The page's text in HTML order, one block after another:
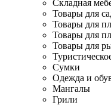
Складная
Товары для
Товары для
Товары для
Товары для
Сумки
Одежда и
Мангалы
Грили